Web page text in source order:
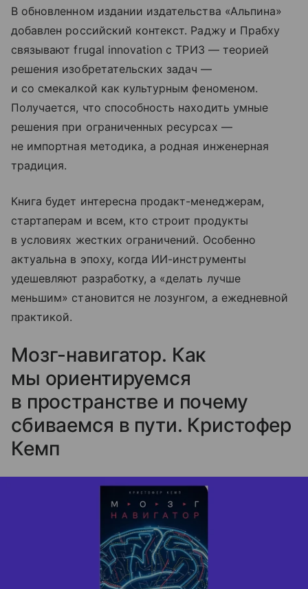
В обновленном издании издательства «Альпина»
добавлен российский контекст. Раджу и Прабху
связывают frugal innovation с ТРИЗ — теорией
решения изобретательских задач —
и со смекалкой как культурным феноменом.
Получается, что способность находить умные
решения при ограниченных ресурсах —
не импортная методика, а родная инженерная
традиция.
Книга будет интересна продакт-менеджерам,
стартаперам и всем, кто строит продукты
в условиях жестких ограничений. Особенно
актуальна в эпоху, когда ИИ-инструменты
удешевляют разработку, а «делать лучше
меньшим» становится не лозунгом, а ежедневной
практикой.
Мозг-навигатор. Как
мы ориентируемся
в пространстве и почему
сбиваемся в пути. Кристофер
Кемп